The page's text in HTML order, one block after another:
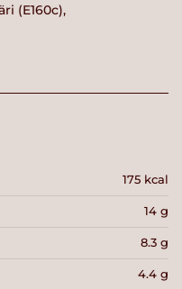
(E160c),
175 kcal
14 g
8.3 g
4.4 g